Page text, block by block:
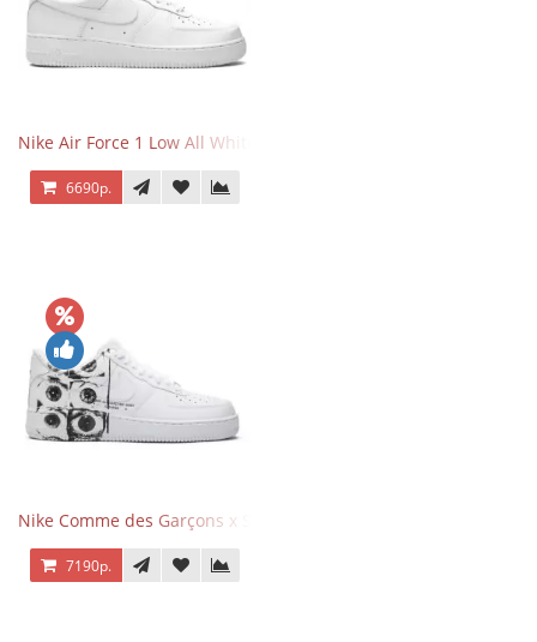
Nike Air Force 1 Low All White
6690р.
Nike Comme des Garçons x Supreme x Air Force 1 Low Eyes
7190р.